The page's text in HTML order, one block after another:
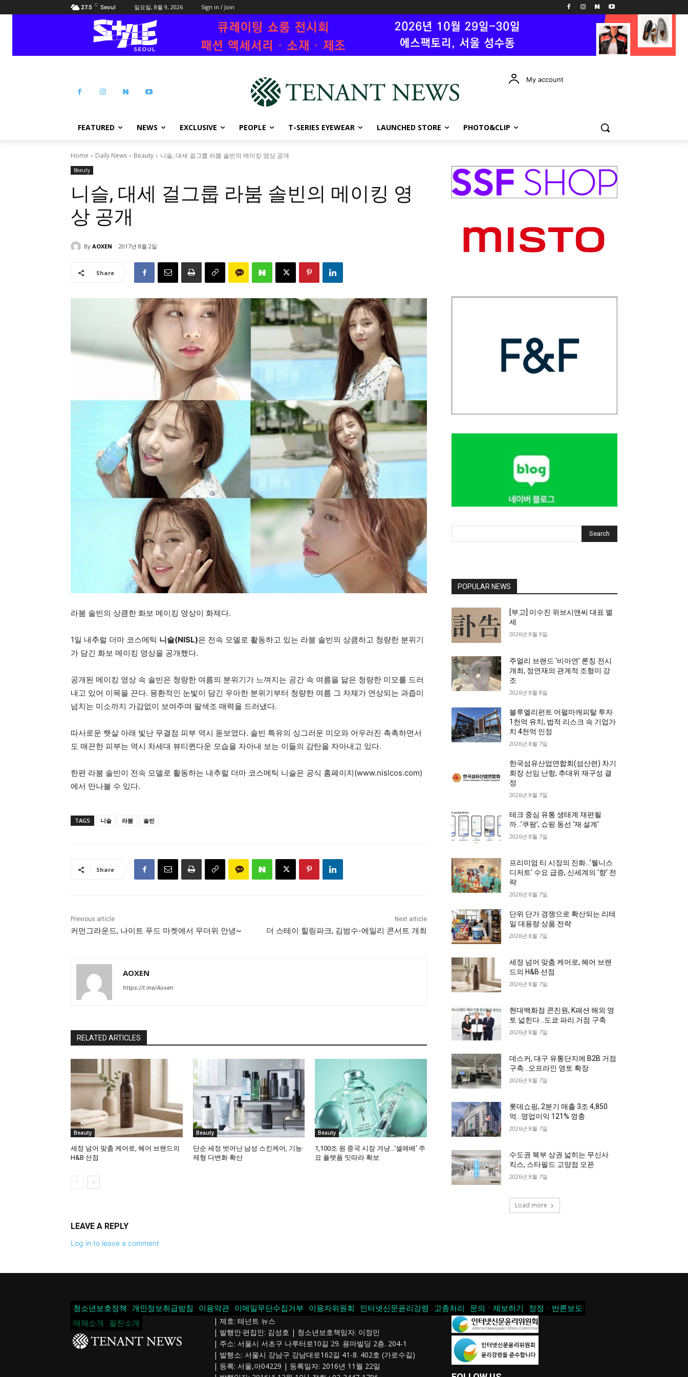
27.5 C Seoul 일요일, 8월 9, 2026 Sign in / Join
My account
FEATURED NEWS EXCLUSIVE PEOPLE T-SERIES EYEWEAR LAUNCHED STORE PHOTO&CLIP
Home Daily News Beauty 니슬, 대세 걸그룹 라붐 솔빈의 메이킹 영상 공개
Beauty
니슬, 대세 걸그룹 라붐 솔빈의 메이킹 영
상 공개
By AOXEN 2017년 8월 2일
Share
라붐 솔빈의 상큼한 화보 메이킹 영상이 화제다.
1일 내추럴 더마 코스메틱 니슬(NISL)은 전속 모델로 활동하고 있는 라붐 솔빈의 상큼하고 청량한 분위기
가 담긴 화보 메이킹 영상을 공개했다.
공개된 메이킹 영상 속 솔빈은 청량한 여름의 분위기가 느껴지는 공간 속 여름을 닮은 청량한 미모를 드러
내고 있어 이목을 끈다. 몽환적인 눈빛이 담긴 우아한 분위기부터 청량한 여름 그 자체가 연상되는 과즙미
넘치는 미소까지 가감없이 보여주며 팔색조 매력을 드러냈다.
따사로운 햇살 아래 빛난 무결점 피부 역시 돋보였다. 솔빈 특유의 싱그러운 미모와 어우러진 촉촉하면서
도 매끈한 피부는 역시 차세대 뷰티퀸다운 모습을 자아내 보는 이들의 감탄을 자아내고 있다.
한편 라붐 솔빈이 전속 모델로 활동하는 내추럴 더마 코스메틱 니슬은 공식 홈페이지(www.nislcos.com)
에서 만나볼 수 있다.
TAGS 니슬 라붐 솔빈
Share
Previous article
커먼그라운드, 나이트 푸드 마켓에서 무더위 안녕~
Next article
더 스테이 힐링파크, 김범수-에일리 콘서트 개최
AOXEN
https://t.me/Aoxen
RELATED ARTICLES
Beauty
세정 넘어 맞춤 케어로, 헤어 브랜드의
H&B 선점
Beauty
단순 세정 벗어난 남성 스킨케어, 기능·
제형 다변화 확산
Beauty
1,100조 원 중국 시장 겨냥…‘셀레베’ 주
요 플랫폼 잇따라 확보
LEAVE A REPLY
Log in to leave a comment
Search
POPULAR NEWS
[부고] 이수진 위브시앤씨 대표 별
세
2026년 8월 9일
주얼리 브랜드 ‘비아연’ 론칭 전시
개최, 정연재의 관계적 조형미 강
조
2026년 8월 8일
블루엘리펀트 어펄마캐피탈 투자
1천억 유치, 법적 리스크 속 기업가
치 4천억 인정
2026년 8월 7일
한국섬유산업연합회(섬산련) 차기
회장 선임 난항, 추대위 재구성 결
정
2026년 8월 7일
테크 중심 유통 생태계 재편될
까…’쿠팡’, 쇼핑 동선 ‘재 설계’
2026년 8월 7일
프리미엄 티 시장의 진화…’웰니스
디저트’ 수요 급증, 신세계의 ‘향’ 전
략
2026년 8월 7일
단위 단가 경쟁으로 확산되는 리테
일 대용량 상품 전략
2026년 8월 7일
세정 넘어 맞춤 케어로, 헤어 브랜
드의 H&B 선점
2026년 8월 7일
현대백화점·콘진원, K패션 해외 영
토 넓힌다…도쿄·파리 거점 구축
2026년 8월 7일
데스커, 대구 유통단지에 B2B 거점
구축…오프라인 영토 확장
2026년 8월 7일
롯데쇼핑, 2분기 매출 3조 4,850
억…영업이익 121% 껑충
2026년 8월 7일
수도권 북부 상권 넓히는 무신사
킥스, 스타필드 고양점 오픈
2026년 8월 7일
Load more
청소년보호정책 개인정보취급방침 이용약관 이메일무단수집거부 이용자위원회 인터넷신문윤리강령 고충처리 문의ㆍ제보하기
정정ㆍ반론보도
매체소개
필진소개
| 제호: 테넌트 뉴스
| 발행인·편집인: 김성호 | 청소년보호책임자: 이정민
| 주소: 서울시 서초구 나루터로10길 29. 용마빌딩 2층. 204-1
| 발행소: 서울시 강남구 강남대로162길 41-8. 402호 (가로수길)
| 등록: 서울,아04229 | 등록일자: 2016년 11월 22일